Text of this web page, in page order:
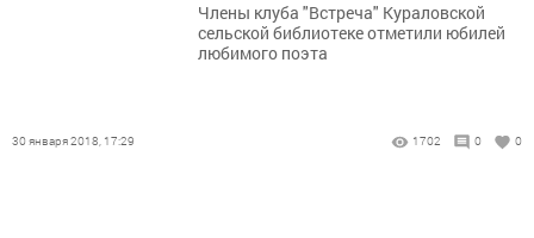
Члены клуба "Встреча" Кураловской
сельской библиотеке отметили юбилей
любимого поэта
30 января 2018, 17:29 1702 0 0